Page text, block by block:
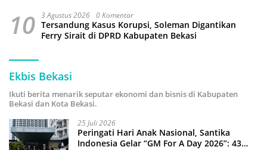
10 3 Agustus 2026 0 Komentar
Tersandung Kasus Korupsi, Soleman Digantikan
Ferry Sirait di DPRD Kabupaten Bekasi
Ekbis Bekasi
Ikuti berita menarik seputar ekonomi dan bisnis di Kabupaten
Bekasi dan Kota Bekasi.
25 Juli 2026
Peringati Hari Anak Nasional, Santika
Indonesia Gelar “GM For A Day 2026”: 43